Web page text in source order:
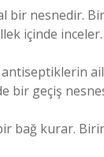
nesnedir.
içinde inceler.
geçiş
bağ kurar.